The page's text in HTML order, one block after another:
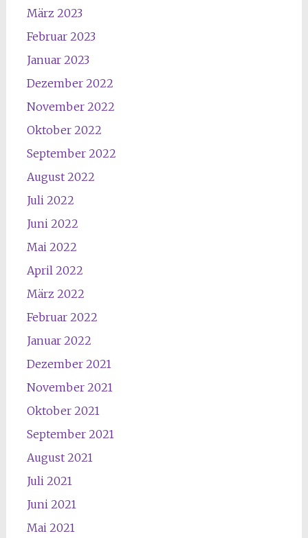
März 2023
Februar 2023
Januar 2023
Dezember 2022
November 2022
Oktober 2022
September 2022
August 2022
Juli 2022
Juni 2022
Mai 2022
April 2022
März 2022
Februar 2022
Januar 2022
Dezember 2021
November 2021
Oktober 2021
September 2021
August 2021
Juli 2021
Juni 2021
Mai 2021